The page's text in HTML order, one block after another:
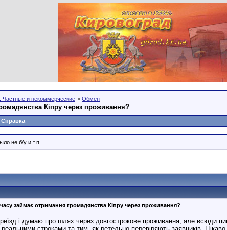
Частные и некоммерческие > Обмен
Кіпру через проживання?
Справка
не б/у и т.п.
займає отримання громадянства Кіпру через проживання?
і думаю про шлях через довгострокове проживання, але всюди